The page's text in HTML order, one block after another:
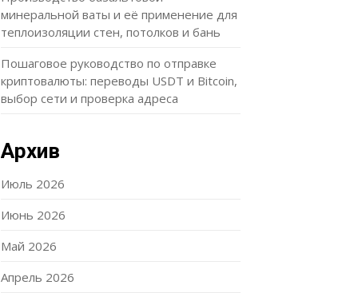
минеральной ваты и её применение для
теплоизоляции стен, потолков и бань
Пошаговое руководство по отправке
криптовалюты: переводы USDT и Bitcoin,
выбор сети и проверка адреса
Архив
Июль 2026
Июнь 2026
Май 2026
Апрель 2026